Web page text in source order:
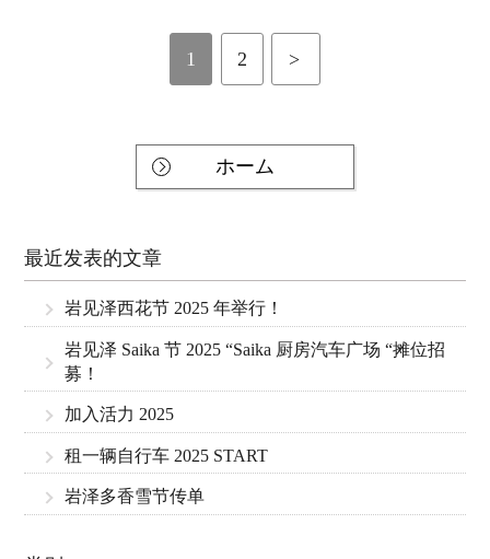
1 2 >
ホーム
最近发表的文章
岩见泽西花节 2025 年举行！
岩见泽 Saika 节 2025 “Saika 厨房汽车广场 “摊位招
募！
加入活力 2025
租一辆自行车 2025 START
岩泽多香雪节传单